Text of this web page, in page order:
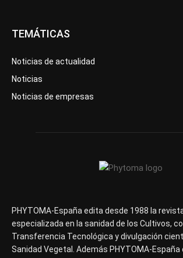
TEMÁTICAS
Noticias de actualidad
Noticias
Noticias de empresas
PHYTOMA-España edita desde 1988 la
especializada en la sanidad de los Cultivos,
Transferencia Tecnológica y divulgación
Sanidad Vegetal. Además PHYTOMA-España